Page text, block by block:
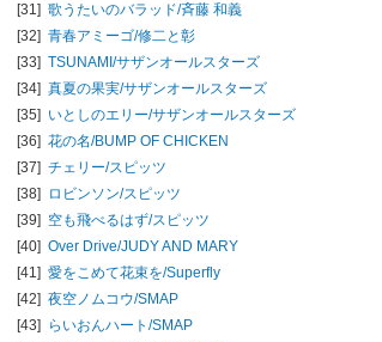
[31] 歌うたいのバラッド/斉藤 和義
[32] 青春アミーゴ/修二と彰
[33] TSUNAMI/サザンオールスターズ
[34] 真夏の果実/サザンオールスターズ
[35] いとしのエリー/サザンオールスターズ
[36] 花の名/BUMP OF CHICKEN
[37] チェリー/スピッツ
[38]
ロビンソン/スピッツ
[39] 空も飛べるはず/スピッツ
[40] Over Drive/JUDY AND MARY
[41] 愛をこめて花束を/Superfly
[42] 夜空ノムコウ/SMAP
[43]
らいおんハート/SMAP